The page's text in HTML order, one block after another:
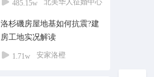
485.15w 北美华人征婚中心
洛杉磯房屋地基如何抗震?建
房工地实况解读
1.71w 安家洛橙